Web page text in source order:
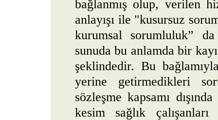
bağlanmış olup, verilen
anlayışı ile "kusursuz
kurumsal sorumluluk”
sunuda bu anlamda bir
şeklindedir. Bu
yerine getirmedikleri
sözleşme kapsamı
kesim sağlık